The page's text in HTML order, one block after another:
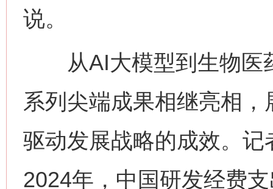
说。
从AI大模型到生物医
系列尖端成果相继亮相
驱动发展战略的成效。
2024年，中国研发经费